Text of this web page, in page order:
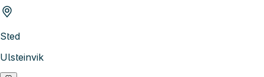
Sted
Ulsteinvik